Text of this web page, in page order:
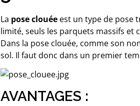
La pose clouée est un type de pose
limité, seuls les parquets massifs et
Dans la pose clouée, comme son
sol. Il faut donc dans un premier
AVANTAGES :